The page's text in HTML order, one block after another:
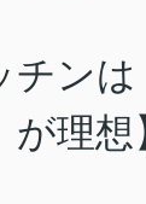
チンは
が理想